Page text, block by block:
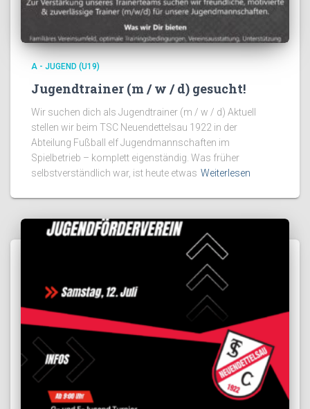
A - JUGEND (U19)
Jugendtrainer (m / w / d) gesucht!
Wir suchen dich als Jugendtrainer (m / w / d) Aktuell
stellen wir beim TSC Neuendettelsau 1922 in der
Abteilung Fußball elf Jugendmannschaften im
Spielbetrieb – komplett eigenständig. Was früher
selbstverständlich war, ist heute etwas Weiterlesen